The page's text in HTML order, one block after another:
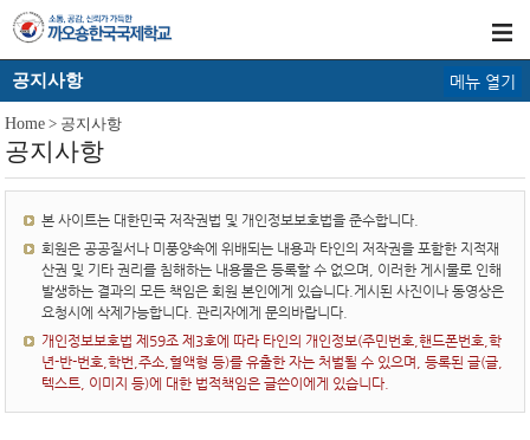
공지사항 메뉴 열기
Home > 공지사항
공지사항
본 사이트는 대한민국 저작권법 및 개인정보보호법을 준수합니다.
회원은 공공질서나 미풍양속에 위배되는 내용과 타인의 저작권을 포함한 지적재
산권 및 기타 권리를 침해하는 내용물은 등록할 수 없으며, 이러한 게시물로 인해
발생하는 결과의 모든 책임은 회원 본인에게 있습니다.게시된 사진이나 동영상은
요청시에 삭제가능합니다. 관리자에게 문의바랍니다.
개인정보보호법 제59조 제3호에 따라 타인의 개인정보(주민번호,핸드폰번호,학
년-반-번호,학번,주소,혈액형 등)를 유출한 자는 처벌될 수 있으며, 등록된 글(글,
텍스트, 이미지 등)에 대한 법적책임은 글쓴이에게 있습니다.